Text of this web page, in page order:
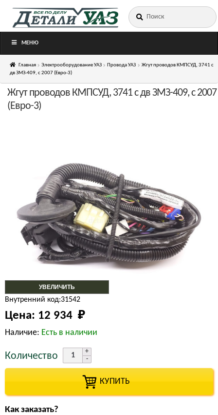
Перейти
Перейти
Искать:
МЕНЮ
Главная Электрооборудование УАЗ Провода УАЗ
Жгут проводов КМПСУД, 3741 с
дв ЗМЗ-409, с 2007 (Евро-3)
УВЕЛИЧИТЬ
Жгут проводов КМПСУД, 3741 с дв ЗМЗ-409, с 2007
(Евро-3)
Внутренний код:31542
Цена: 12 934 ₽
Наличие: Есть в наличии
Количество
КУПИТЬ
Как заказать?